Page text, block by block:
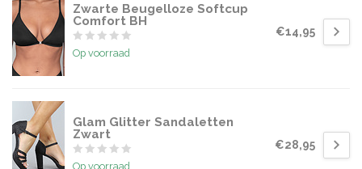
Zwarte Beugelloze Softcup
Comfort BH
Op voorraad
€14,95
Glam Glitter Sandaletten
Zwart
Op voorraad
€28,95